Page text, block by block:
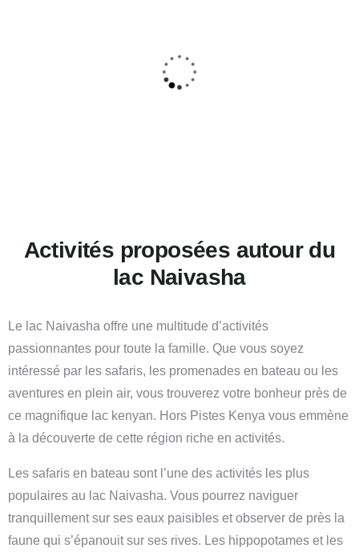
Activités proposées autour du
lac Naivasha
Le lac Naivasha offre une multitude d’activités
passionnantes pour toute la famille. Que vous soyez
intéressé par les safaris, les promenades en bateau ou les
aventures en plein air, vous trouverez votre bonheur près de
ce magnifique lac kenyan. Hors Pistes Kenya vous emmène
à la découverte de cette région riche en activités.
Les safaris en bateau sont l’une des activités les plus
populaires au lac Naivasha. Vous pourrez naviguer
tranquillement sur ses eaux paisibles et observer de près la
faune qui s’épanouit sur ses rives. Les hippopotames et les